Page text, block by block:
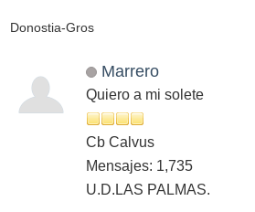
Donostia-Gros
Marrero
Quiero a mi solete
Cb Calvus
Mensajes: 1,735
U.D.LAS PALMAS.